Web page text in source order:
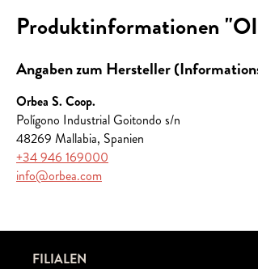
Produktinformationen
Angaben zum Hersteller
Orbea S. Coop.
Polígono Industrial Goitondo s/n
48269 Mallabia, Spanien
+34 946 169000
info@orbea.com
FILIALEN